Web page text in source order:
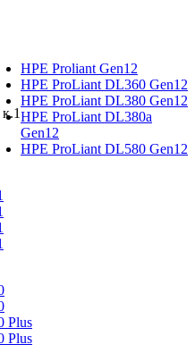
к.1
HPE Proliant Gen12
HPE ProLiant DL360 Gen12
HPE ProLiant DL380 Gen12
HPE ProLiant DL380a
Gen12
HPE ProLiant DL580 Gen12
Plus
Plus